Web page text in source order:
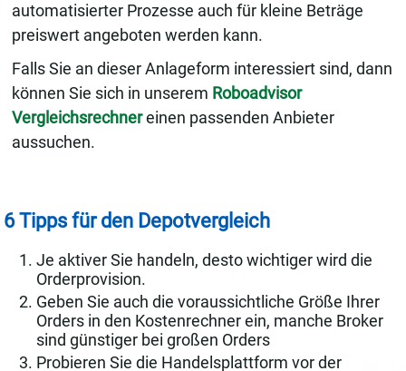
automatisierter Prozesse auch für kleine Beträge
preiswert angeboten werden kann.
Falls Sie an dieser Anlageform interessiert sind, dann
können Sie sich in unserem Roboadvisor
Vergleichsrechnereinen passenden Anbieter
aussuchen.
6 Tipps für den Depotvergleich
Je aktiver Sie handeln, desto wichtiger wird die
Orderprovision.
Geben Sie auch die voraussichtliche Größe Ihrer
Orders in den Kostenrechner ein, manche Broker
sind günstiger bei großen Orders
Probieren Sie die Handelsplattform vor der